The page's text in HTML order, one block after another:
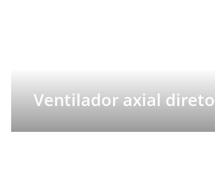
Ventilador axial direto